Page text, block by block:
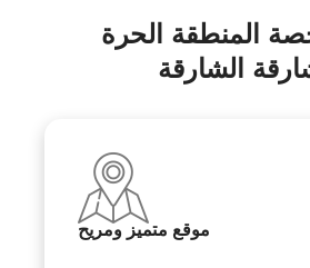
المنطقة الحرة
الشارقة
موقع متميز ومريح